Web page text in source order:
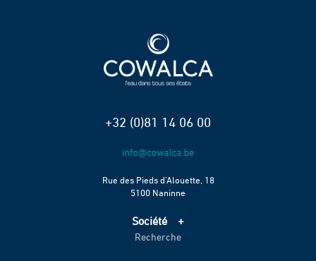
+32 (0)81 14 06 00
Rue des Pieds d’Alouette, 18
5100 Naninne
Société
Accueil
Recherche